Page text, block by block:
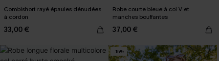
Combishort rayé épaules dénudées
à cordon
33,00 €
Robe courte bleue à col V et
manches bouffantes
37,00 €
-15%